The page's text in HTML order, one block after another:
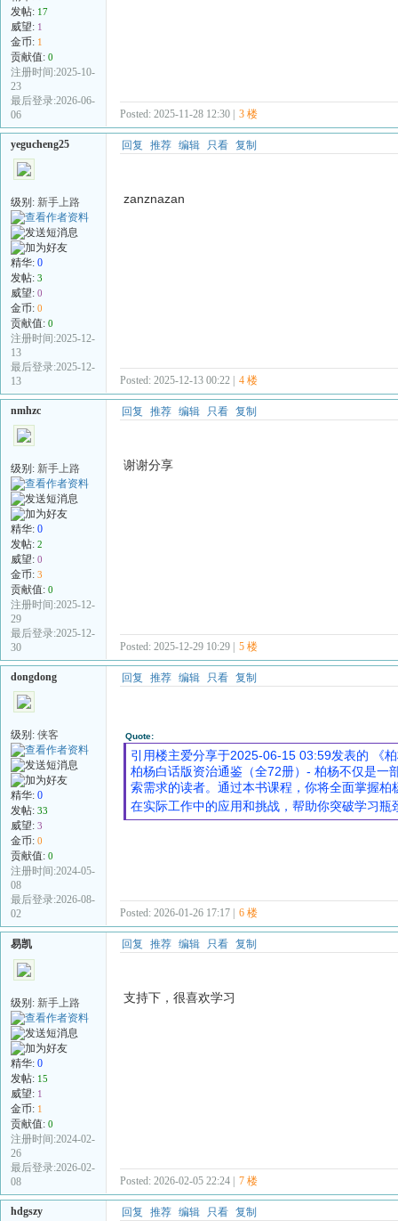
发帖: 17
威望: 1
金币: 1
贡献值: 0
注册时间:2025-10-
23
最后登录:2026-06-
06
Posted: 2025-11-28 12:30 | 3 楼
yegucheng25
级别: 新手上路
精华: 0
发帖: 3
威望: 0
金币: 0
贡献值: 0
注册时间:2025-12-
13
最后登录:2025-12-
13
回复 推荐 编辑 只看 复制
zanznazan
Posted: 2025-12-13 00:22 | 4 楼
nmhzc
级别: 新手上路
精华: 0
发帖: 2
威望: 0
金币: 3
贡献值: 0
注册时间:2025-12-
29
最后登录:2025-12-
30
回复 推荐 编辑 只看 复制
谢谢分享
Posted: 2025-12-29 10:29 | 5 楼
dongdong
级别: 侠客
精华: 0
发帖: 33
威望: 3
金币: 0
贡献值: 0
注册时间:2024-05-
08
最后登录:2026-08-
02
回复 推荐 编辑 只看 复制
Quote:
引用楼主爱分享于2025-06-15 03:59发表的 《
柏杨白话版资治通鉴（全72册）- 柏杨不仅是一
索需求的读者。通过本书课程，你将全面掌握
在实际工作中的应用和挑战，帮助你突破学习瓶
Posted: 2026-01-26 17:17 | 6 楼
易凯
级别: 新手上路
精华: 0
发帖: 15
威望: 1
金币: 1
贡献值: 0
注册时间:2024-02-
26
最后登录:2026-02-
08
回复 推荐 编辑 只看 复制
支持下，很喜欢学习
Posted: 2026-02-05 22:24 | 7 楼
hdgszy 回复 推荐 编辑 只看 复制